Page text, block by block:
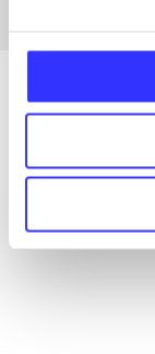
Alle
...